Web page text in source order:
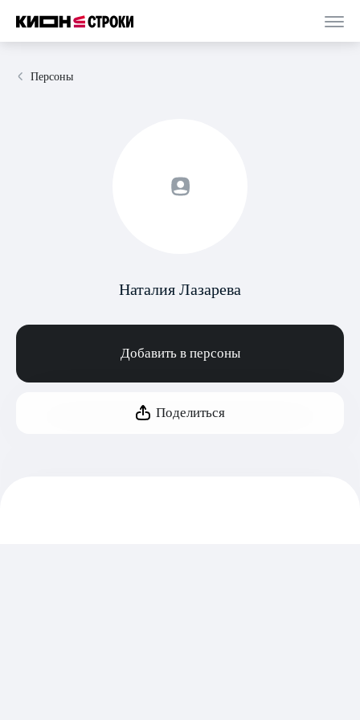
Персоны
Наталия Лазарева
Добавить в персоны
Поделиться